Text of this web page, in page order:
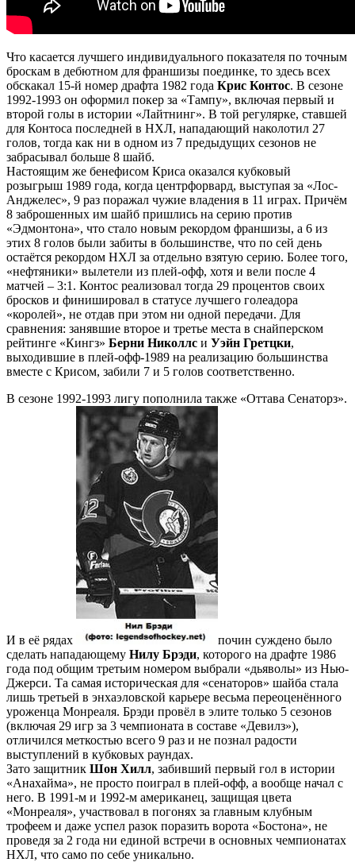
Что касается лучшего индивидуального показателя по точным
броскам в дебютном для франшизы поединке, то здесь всех
обскакал 15-й номер драфта 1982 года Крис Контос. В сезоне
1992-1993 он оформил покер за «Тампу», включая первый и
второй голы в истории «Лайтнинг». В той регулярке, ставшей
для Контоса последней в НХЛ, нападающий наколотил 27
голов, тогда как ни в одном из 7 предыдущих сезонов не
забрасывал больше 8 шайб.
Настоящим же бенефисом Криса оказался кубковый
розыгрыш 1989 года, когда центрфорвард, выступая за «Лос-
Анджелес», 9 раз поражал чужие владения в 11 играх. Причём
8 заброшенных им шайб пришлись на серию против
«Эдмонтона», что стало новым рекордом франшизы, а 6 из
этих 8 голов были забиты в большинстве, что по сей день
остаётся рекордом НХЛ за отдельно взятую серию. Более того,
«нефтяники» вылетели из плей-офф, хотя и вели после 4
матчей – 3:1. Контос реализовал тогда 29 процентов своих
бросков и финишировал в статусе лучшего голеадора
«королей», не отдав при этом ни одной передачи. Для
сравнения: занявшие второе и третье места в снайперском
рейтинге «Кингз» Берни Николлс и Уэйн Гретцки,
выходившие в плей-офф-1989 на реализацию большинства
вместе с Крисом, забили 7 и 5 голов соответственно.
В сезоне 1992-1993 лигу пополнила также «Оттава Сенаторз».
И в её рядах
почин суждено было
сделать нападающему Нилу Брэди, которого на драфте 1986
года под общим третьим номером выбрали «дьяволы» из Нью-
Джерси. Та самая историческая для «сенаторов» шайба стала
лишь третьей в энхаэловской карьере весьма переоценённого
уроженца Монреаля. Брэди провёл в элите только 5 сезонов
(включая 29 игр за 3 чемпионата в составе «Девилз»),
отличился меткостью всего 9 раз и не познал радости
выступлений в кубковых раундах.
Зато защитник Шон Хилл, забивший первый гол в истории
«Анахайма», не просто поиграл в плей-офф, а вообще начал с
него. В 1991-м и 1992-м американец, защищая цвета
«Монреаля», участвовал в погонях за главным клубным
трофеем и даже успел разок поразить ворота «Бостона», не
проведя за 2 года ни единой встречи в основных чемпионатах
НХЛ, что само по себе уникально.